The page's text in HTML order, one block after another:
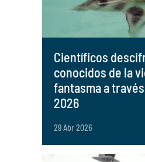
Científicos
conocidos de la
fantasma a
2026
29 Abr 2026